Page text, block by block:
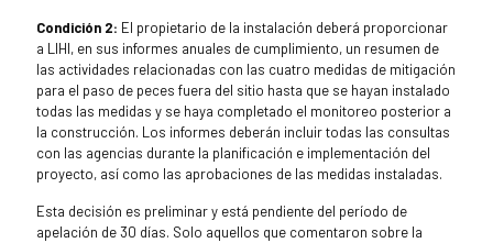
Condición 2: El propietario de la instalación deberá proporcionar
a LIHI, en sus informes anuales de cumplimiento, un resumen de
las actividades relacionadas con las cuatro medidas de mitigación
para el paso de peces fuera del sitio hasta que se hayan instalado
todas las medidas y se haya completado el monitoreo posterior a
la construcción. Los informes deberán incluir todas las consultas
con las agencias durante la planificación e implementación del
proyecto, así como las aprobaciones de las medidas instaladas.
Esta decisión es preliminar y está pendiente del período de
apelación de 30 días. Solo aquellos que comentaron sobre la